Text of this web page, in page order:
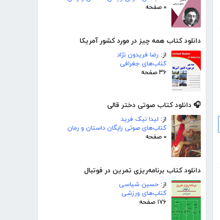
۰ صفحه
دانلود کتاب همه چیز در مورد کشور آمریکا
از: رضا فریدون نژاد
کتاب‌های جغرافی
۳۶ صفحه
🎧 دانلود کتاب صوتی دختر قالی
از: لیدا نیک فرید
کتاب‌های صوتی رایگان داستان و رمان
۰ صفحه
دانلود کتاب برنامه‌ریزی تمرین در فوتبال
از: حسین شیاسی
کتاب‌های ورزشی
۱۷۶ صفحه